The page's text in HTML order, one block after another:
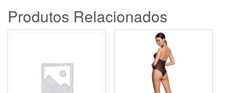
Produtos Relacionados